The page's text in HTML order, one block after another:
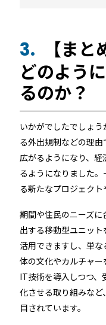
3.
【ま
どのよう
るのか？
いかがでしたでしょ
る外出規制などの理
広がるようになり、
るようになりました
る新たなプロジェクト
期間や住民のニーズ
出する移動型ユニッ
活用できますし、単
体の文化やカルチャ
IT技術を導入しつつ、
化させる取り組みな
目されています。